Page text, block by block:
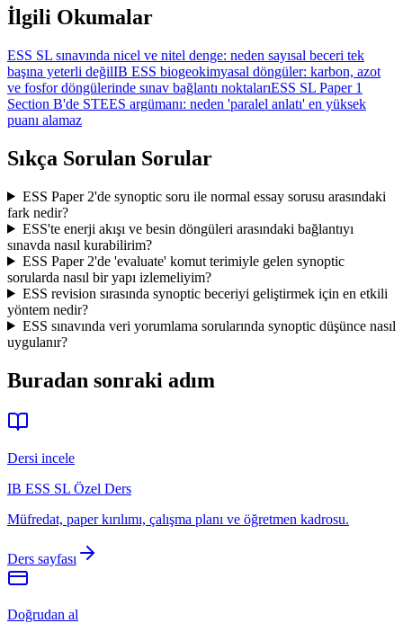
İlgili Okumalar
ESS SL sınavında nicel ve nitel denge: neden sayısal beceri tek
başına yeterli değilIB ESS biogeokimyasal döngüler: karbon, azot
ve fosfor döngülerinde sınav bağlantı noktalarıESS SL Paper 1
Section B'de STEES argümanı: neden 'paralel anlatı' en yüksek
puanı alamaz
Sıkça Sorulan Sorular
ESS Paper 2'de synoptic soru ile normal essay sorusu arasındaki
fark nedir?
ESS'te enerji akışı ve besin döngüleri arasındaki bağlantıyı
sınavda nasıl kurabilirim?
ESS Paper 2'de 'evaluate' komut terimiyle gelen synoptic
sorularda nasıl bir yapı izlemeliyim?
ESS revision sırasında synoptic beceriyi geliştirmek için en etkili
yöntem nedir?
ESS sınavında veri yorumlama sorularında synoptic düşünce nasıl
uygulanır?
Buradan sonraki adım
Dersi incele
IB ESS SL Özel Ders
Müfredat, paper kırılımı, çalışma planı ve öğretmen kadrosu.
Ders sayfası
Doğrudan al